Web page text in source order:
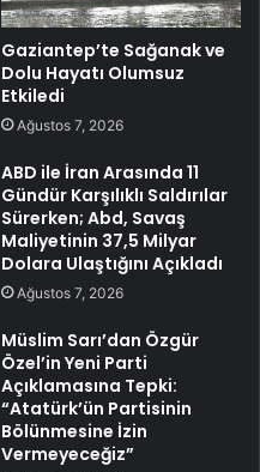
Gaziantep’te Sağanak ve
Dolu Hayatı Olumsuz
Etkiledi
Ağustos 7, 2026
ABD ile İran Arasında 11
Gündür Karşılıklı Saldırılar
Sürerken; Abd, Savaş
Maliyetinin 37,5 Milyar
Dolara Ulaştığını Açıkladı
Ağustos 7, 2026
Müslim Sarı’dan Özgür
Özel’in Yeni Parti
Açıklamasına Tepki:
“Atatürk’ün Partisinin
Bölünmesine İzin
Vermeyeceğiz”